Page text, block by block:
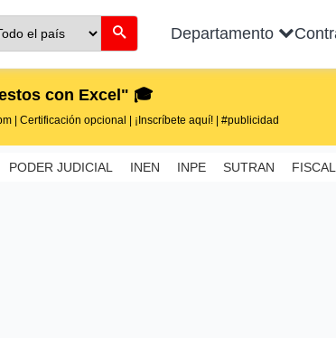
Departamento
con Excel" 🎓
| Certificación opcional | ¡Inscríbete aquí! | #publicidad
PODER JUDICIAL INEN INPE SUTRAN